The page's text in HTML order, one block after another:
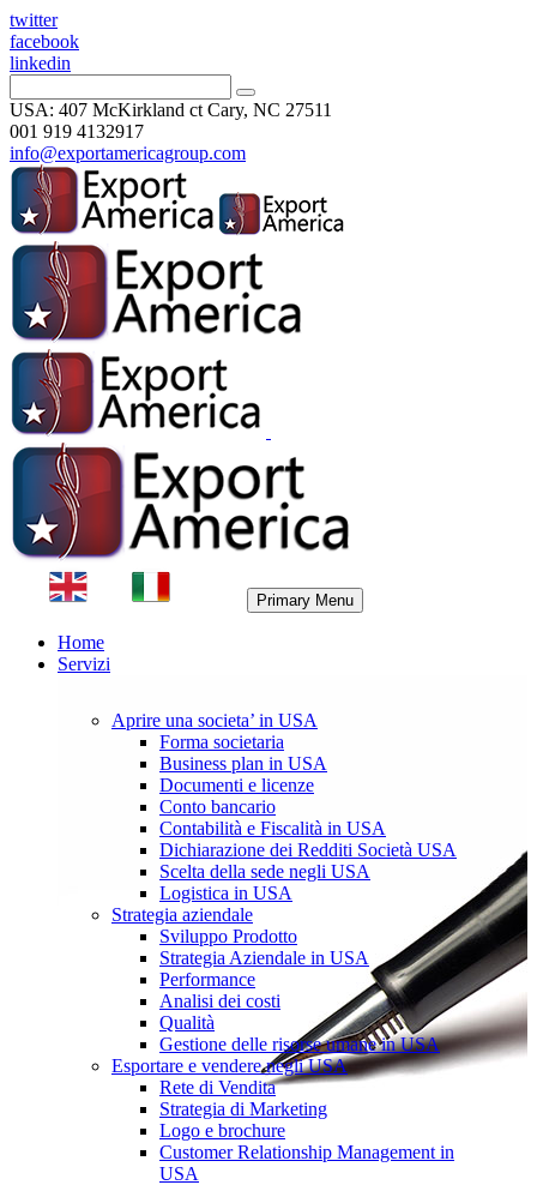
twitter
facebook
linkedin
USA: 407 McKirkland ct Cary, NC 27511
001 919 4132917
info@exportamericagroup.com
Primary Menu
Home
Servizi
Aprire una societa’ in USA
Forma societaria
Business plan in USA
Documenti e licenze
Conto bancario
Contabilità e Fiscalità in USA
Dichiarazione dei Redditi Società USA
Scelta della sede negli USA
Logistica in USA
Strategia aziendale
Sviluppo Prodotto
Strategia Aziendale in USA
Performance
Analisi dei costi
Qualità
Gestione delle risorse umane in USA
Esportare e vendere negli USA
Rete di Vendita
Strategia di Marketing
Logo e brochure
Customer Relationship Management in
USA